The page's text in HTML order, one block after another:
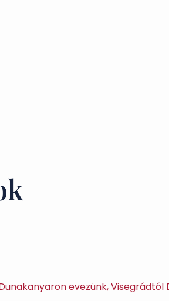
evezünk, Visegrádtól